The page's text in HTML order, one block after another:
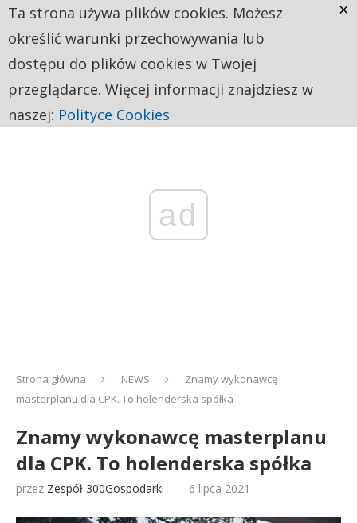
ad
Strona główna NEWS
Znamy wykonawcę
masterplanu dla CPK. To holenderska spółka
Znamy wykonawcę masterplanu
dla CPK. To holenderska spółka
przez Zespół 300Gospodarki 6 lipca 2021
Ta strona używa plików cookies. Możesz
określić warunki przechowywania lub
dostępu do plików cookies w Twojej
przeglądarce. Więcej informacji znajdziesz w
naszej: Polityce Cookies
×